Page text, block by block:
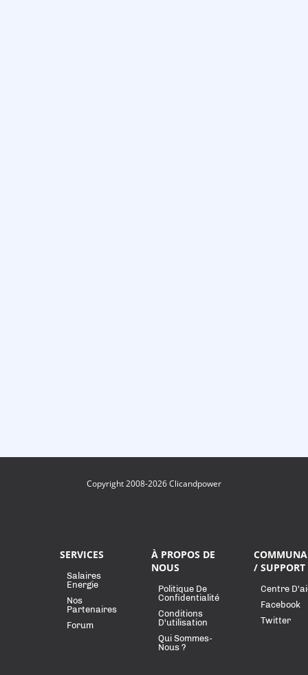
Copyright 2008-2026 Clicandpower
SERVICES
Salaires
Energie
Nos
Partenaires
Forum
À PROPOS DE
NOUS
Politique De
Confidentialité
Conditions
D'utilisation
Qui Sommes-
Nous ?
/ SUPPORT
Centre
Facebook
Twitter